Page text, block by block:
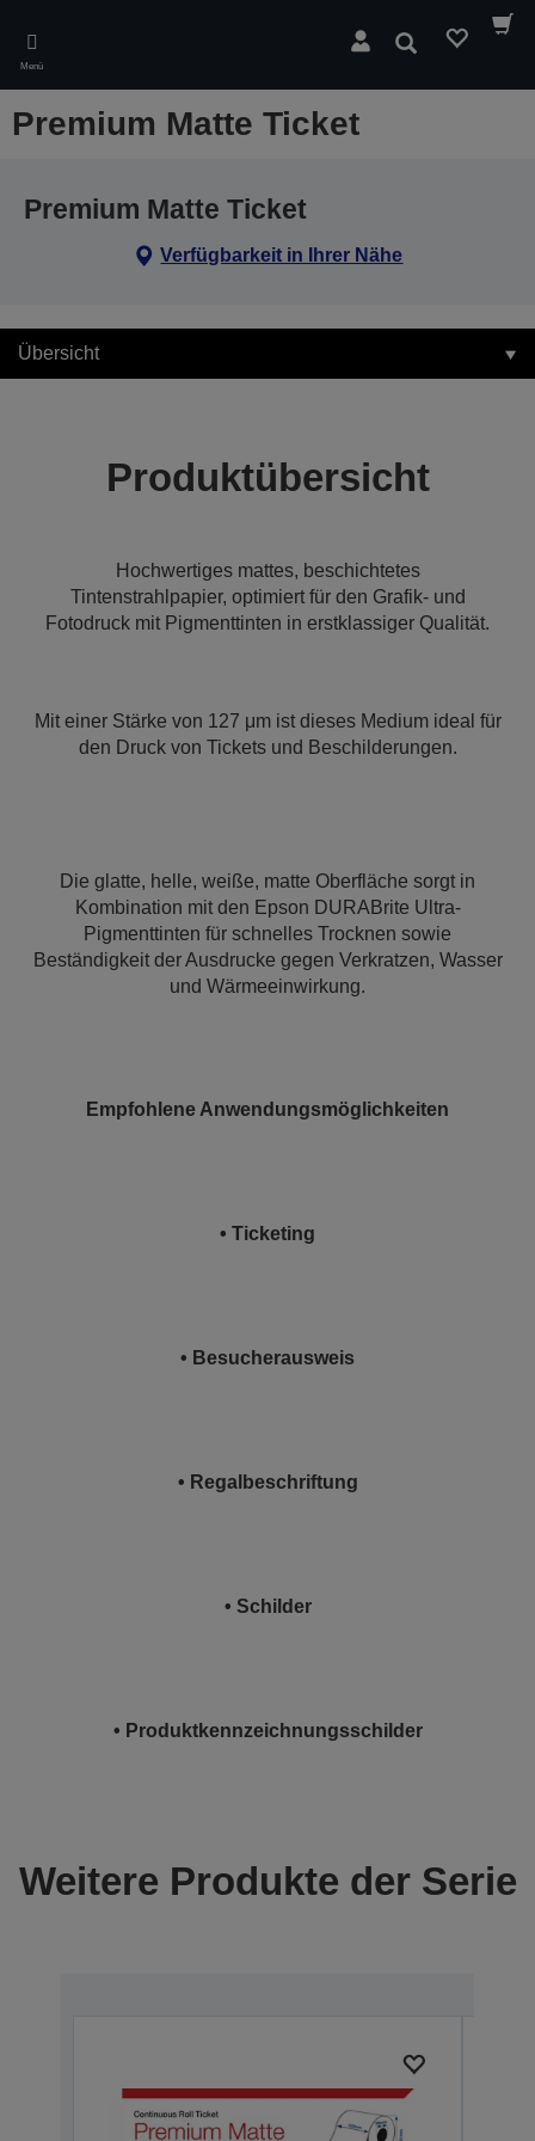
main
content
Menü
Suchen
Premium Matte Ticket
Premium Matte Ticket
Verfügbarkeit in Ihrer Nähe
Übersicht
Produktübersicht
Hochwertiges mattes, beschichtetes
Tintenstrahlpapier, optimiert für den Grafik- und
Fotodruck mit Pigmenttinten in erstklassiger Qualität.
Mit einer Stärke von 127 μm ist dieses Medium ideal für
den Druck von Tickets und Beschilderungen.
Die glatte, helle, weiße, matte Oberfläche sorgt in
Kombination mit den Epson DURABrite Ultra-
Pigmenttinten für schnelles Trocknen sowie
Beständigkeit der Ausdrucke gegen Verkratzen, Wasser
und Wärmeeinwirkung.
Empfohlene Anwendungsmöglichkeiten
• Ticketing
• Besucherausweis
• Regalbeschriftung
• Schilder
• Produktkennzeichnungsschilder
Weitere Produkte der Serie